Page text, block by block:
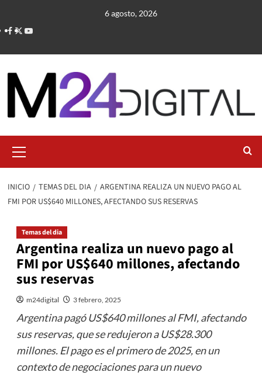
contenido
6 agosto, 2026
primario
INICIO TEMAS DEL DIA
ARGENTINA REALIZA UN NUEVO PAGO AL
FMI POR US$640 MILLONES, AFECTANDO SUS RESERVAS
Temas del dia
Argentina realiza un nuevo pago al
FMI por US$640 millones, afectando
sus reservas
m24digital 3 febrero, 2025
Argentina pagó US$640 millones al FMI, afectando
sus reservas, que se redujeron a US$28.300
millones. El pago es el primero de 2025, en un
contexto de negociaciones para un nuevo